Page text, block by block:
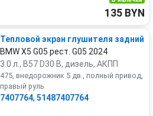
135 BYN
Тепловой экран глушителя задний
BMW X5 G05 рест. G05 2024
3.0 л., B57 D30 B, дизель, АКПП
475, внедорожник 5 дв., полный привод,
правый руль
7407764, 51487407764